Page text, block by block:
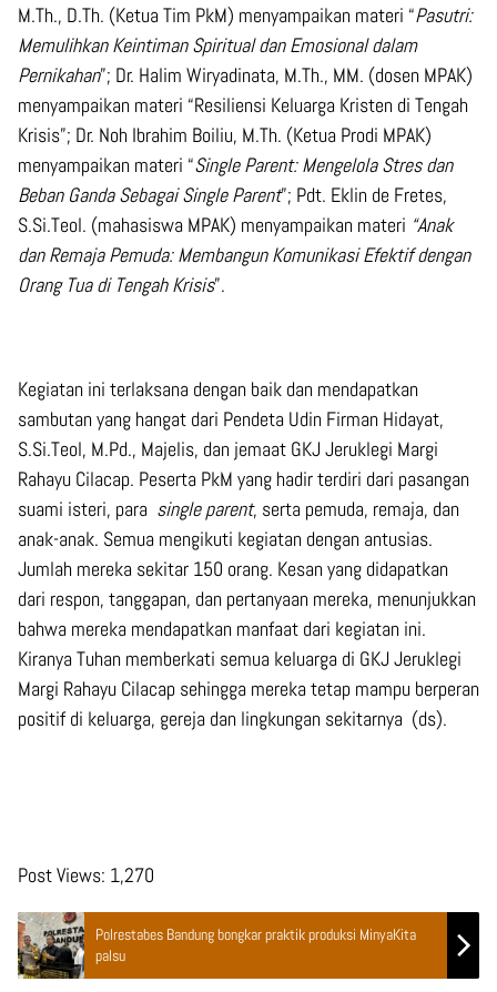
M.Th., D.Th. (Ketua Tim PkM) menyampaikan materi “Pasutri:
Memulihkan Keintiman Spiritual dan Emosional dalam
Pernikahan”; Dr. Halim Wiryadinata, M.Th., MM. (dosen MPAK)
menyampaikan materi “Resiliensi Keluarga Kristen di Tengah
Krisis”; Dr. Noh Ibrahim Boiliu, M.Th. (Ketua Prodi MPAK)
menyampaikan materi “Single Parent: Mengelola Stres dan
Beban Ganda Sebagai Single Parent”; Pdt. Eklin de Fretes,
S.Si.Teol. (mahasiswa MPAK) menyampaikan materi “Anak
dan Remaja Pemuda: Membangun Komunikasi Efektif dengan
Orang Tua di Tengah Krisis”.
Kegiatan ini terlaksana dengan baik dan mendapatkan
sambutan yang hangat dari Pendeta Udin Firman Hidayat,
S.Si.Teol, M.Pd., Majelis, dan jemaat GKJ Jeruklegi Margi
Rahayu Cilacap. Peserta PkM yang hadir terdiri dari pasangan
suami isteri, para single parent, serta pemuda, remaja, dan
anak-anak. Semua mengikuti kegiatan dengan antusias.
Jumlah mereka sekitar 150 orang. Kesan yang didapatkan
dari respon, tanggapan, dan pertanyaan mereka, menunjukkan
bahwa mereka mendapatkan manfaat dari kegiatan ini.
Kiranya Tuhan memberkati semua keluarga di GKJ Jeruklegi
Margi Rahayu Cilacap sehingga mereka tetap mampu berperan
positif di keluarga, gereja dan lingkungan sekitarnya (ds).
Post Views: 1,270
Polrestabes Bandung bongkar praktik produksi MinyaKita
palsu